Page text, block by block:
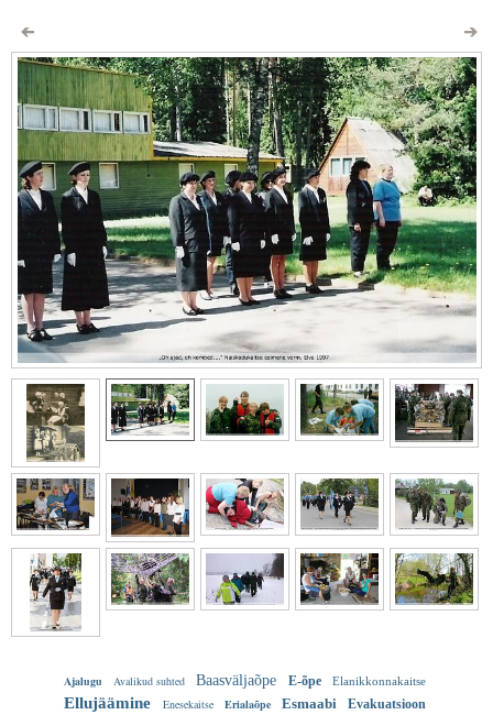
Ajalugu Avalikud suhted Baasväljaõpe E-õpe Elanikkonnakaitse
Ellujäämine Enesekaitse Erialaõpe Esmaabi Evakuatsioon